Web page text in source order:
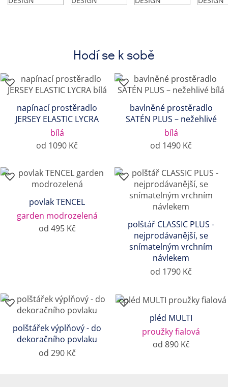
Hodí se k sobě
napínací prostěradlo
JERSEY ELASTIC LYCRA
bílá
od 1090 Kč
bavlněné prostěradlo
SATÉN PLUS – nežehlivé
bílá
od 1490 Kč
povlak TENCEL
garden modrozelená
od 495 Kč
polštář CLASSIC PLUS -
nejprodávanější, se
snímatelným vrchním
návlekem
od 1790 Kč
polštářek výplňový - do
dekoračního povlaku
od 290 Kč
pléd MULTI
proužky fialová
od 890 Kč